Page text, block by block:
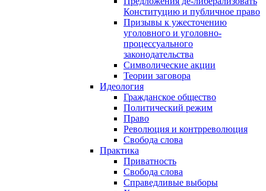
Конституцию и публичное право
Призывы к ужесточению
уголовного и уголовно-
процессуального
законодательства
Символические акции
Теории заговора
Идеология
Гражданское общество
Политический режим
Право
Революция и контрреволюция
Свобода слова
Практика
Приватность
Свобода слова
Справедливые выборы